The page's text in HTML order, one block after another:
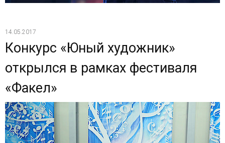
14.05.2017
Конкурс «Юный художник»
открылся в рамках фестиваля
«Факел»